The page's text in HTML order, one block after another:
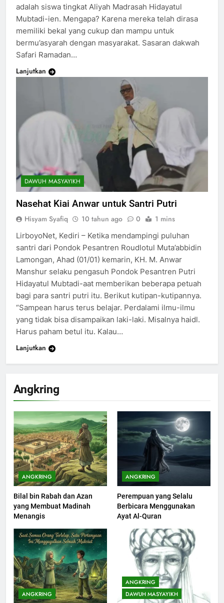
Angkring
ANGKRING
Bilal bin Rabah dan Azan
yang Membuat Madinah
Menangis
ANGKRING
Perempuan yang Selalu
Berbicara Menggunakan
Ayat Al-Quran
ANGKRING
ANGKRING
DAWUH MASYAYIKH
200
201
Khutbah jumat: Sejarah
Seebagai Pembangkit Jiwa
KHUTBAH
202
Khutbah Jumat : Supaya Amal
Bisa Diterima
KHUTBAH
203
Khutbah Jumat: Bulan
Muharram Bulan Bersejarah
adalah siswa tingkat Aliyah Madrasah Hidayatul
Mubtadi-ien. Mengapa? Karena mereka telah dirasa
memiliki bekal yang cukup dan mampu untuk
bermu’asyarah dengan masyarakat. Sasaran dakwah
Safari Ramadan…
Lanjutkan
DAWUH MASYAYIKH
Nasehat Kiai Anwar untuk Santri Putri
Hisyam Syafiq 10 tahun ago 0 1 mins
LirboyoNet, Kediri – Ketika mendampingi puluhan
santri dari Pondok Pesantren Roudlotul Muta’abbidin
Lamongan, Ahad (01/01) kemarin, KH. M. Anwar
Manshur selaku pengasuh Pondok Pesantren Putri
Hidayatul Mubtadi-aat memberikan beberapa petuah
bagi para santri putri itu. Berikut kutipan-kutipannya.
“Sampean harus terus belajar. Perdalami ilmu-ilmu
yang tidak bisa disampaikan laki-laki. Misalnya haidl.
Harus paham betul itu. Kalau…
Lanjutkan